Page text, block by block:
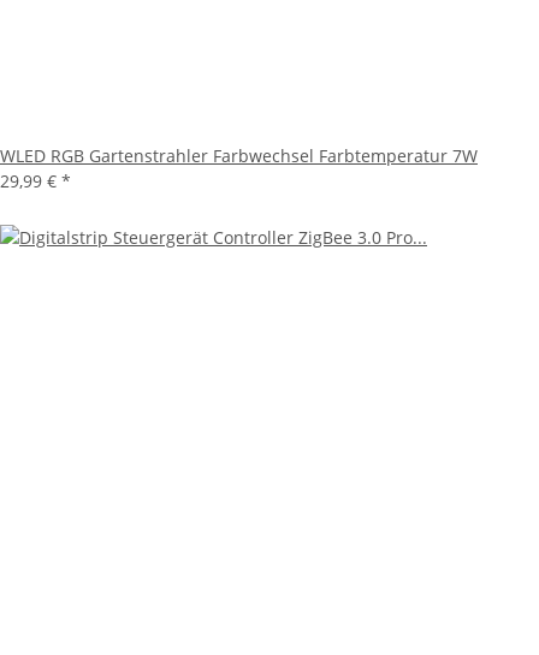
WLED RGB Gartenstrahler Farbwechsel Farbtemperatur 7W
29,99 € *